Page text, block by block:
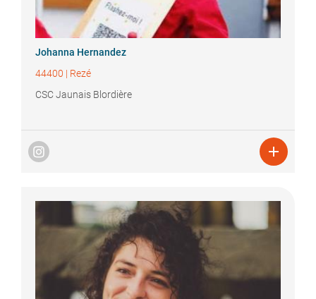
Johanna Hernandez
44400 | Rezé
CSC Jaunais Blordière
